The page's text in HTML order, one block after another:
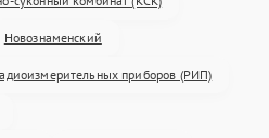
Новознаменский
приборов (РИП)